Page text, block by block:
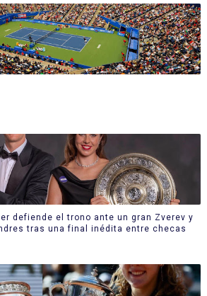
defiende el trono ante un gran Zverev y
tras una final inédita entre checas